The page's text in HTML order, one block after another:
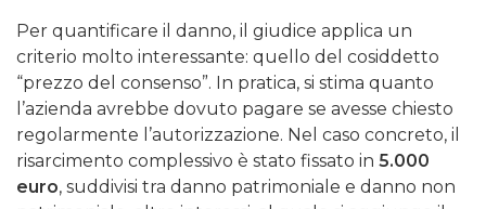
Per quantificare il danno, il giudice applica un
criterio molto interessante: quello del cosiddetto
“prezzo del consenso”. In pratica, si stima quanto
l’azienda avrebbe dovuto pagare se avesse chiesto
regolarmente l’autorizzazione. Nel caso concreto, il
risarcimento complessivo è stato fissato in 5.000
euro, suddivisi tra danno patrimoniale e danno non